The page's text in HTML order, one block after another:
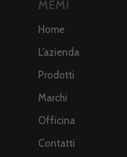
MEMI
Home
L’azienda
Prodotti
Marchi
Officina
Contatti